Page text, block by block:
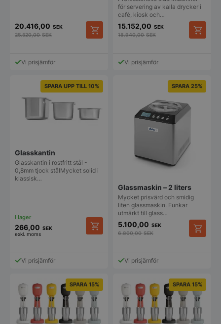
20.416,00 SEK
25.520,00SEK
Vi prisjämför
205x507x(H)810 mm
för servering av kalla drycker i
café, kiosk och…
15.152,00 SEK
18.940,00SEK
Vi prisjämför
SPARA UPP TILL 10%
Glasskantin
Glasskantin i rostfritt stål -
0,8mm tjock stålMycket solid i
klassisk…
266,00 SEK
exkl. moms
produkten
varianter.
De
olika
alternativen
kan
Vi prisjämför
SPARA 25%
Glassmaskin – 2 liters
Mycket prisvärd och smidig
liten glassmaskin. Funkar
utmärkt till glass…
5.100,00 SEK
6.800,00SEK
Vi prisjämför
SPARA 15% SPARA 15%